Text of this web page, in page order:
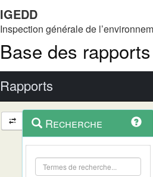
IGEDD
Inspection générale de
Base des
Rapports
Navigation
et
outils
contextuel
Recherche